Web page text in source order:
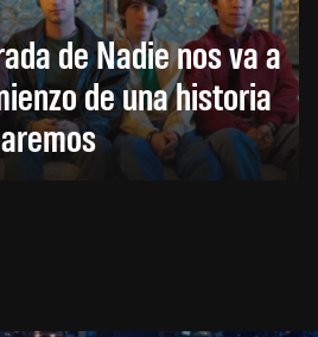
de Nadie nos va a
de una historia